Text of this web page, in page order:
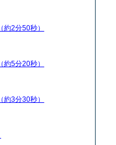
（約2分50秒）
（約5分20秒）
（約3分30秒）